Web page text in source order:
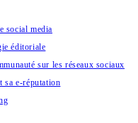
social media
éditoriale
sur les réseaux sociaux
sa e-réputation